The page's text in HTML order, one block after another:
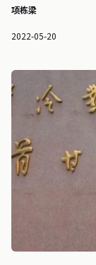
项栋梁
2022-05-20